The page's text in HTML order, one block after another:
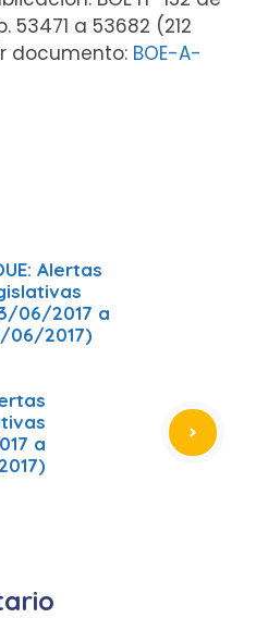
53471 a 53682 (212
documento: BOE-A-
Alertas
06/2017 a
06/2017)
a